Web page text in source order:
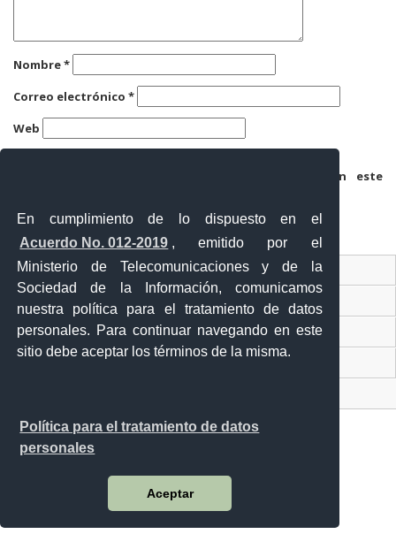
En cumplimiento de lo dispuesto en el
Acuerdo No. 012-2019 , emitido por el
Ministerio de Telecomunicaciones y de la
Sociedad de la Información, comunicamos
nuestra política para el tratamiento de datos
personales. Para continuar navegando en este
sitio debe aceptar los términos de la misma.
Política para el tratamiento de datos
personales
Aceptar
Nombre*
Correo electrónico *
Web
Guarda mi nombre, correo electrónico y web en este
Ventanilla Única Virtual
Ventanilla Única de Comercio Exterior
Gobierno Abierto
Malecón y Aguirre
Guayaquil - Ecuador